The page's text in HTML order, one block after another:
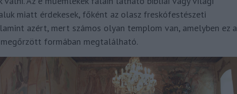
miatt érdekesek, főként az olasz freskófestészeti
azért, mert számos olyan templom van, amelyben ez a
formában megtalálható.